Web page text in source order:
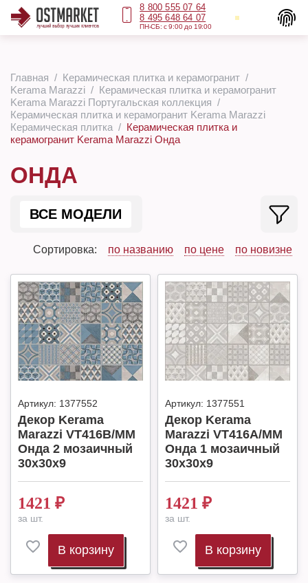
8 800 555 07 64
8 495 648 64 07
ПН-СБ: с 9:00 до 19:00
Главная
Керамическая плитка и керамогранит
Kerama Marazzi
Керамическая плитка и керамогранит
Kerama Marazzi Португальская коллекция
Керамическая плитка и керамогранит Kerama Marazzi
Керамическая плитка
Керамическая плитка и
керамогранит Kerama Marazzi Онда
ОНДА
ВСЕ МОДЕЛИ
Сортировка: по названию по цене по новизне
Артикул: 1377552
Декор Kerama
Marazzi VT416B/MM
Онда 2 мозаичный
30x30x9
1421 ₽
за шт.
В корзину
Артикул: 1377551
Декор Kerama
Marazzi VT416A/MM
Онда 1 мозаичный
30x30x9
1421 ₽
за шт.
В корзину